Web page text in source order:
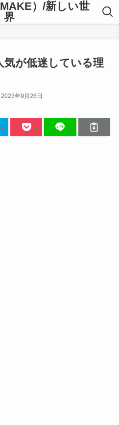
）/新しい世
界
気が低迷している理
2023年9月26日